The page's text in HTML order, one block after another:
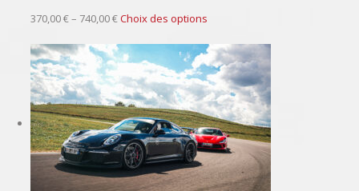
370,00 € – 740,00 €Choix des options